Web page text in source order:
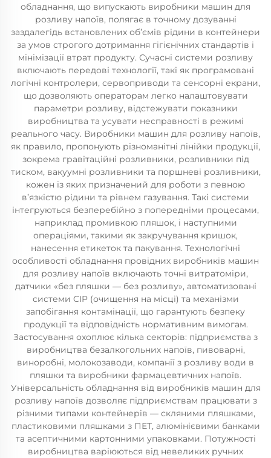
обладнання, що випускають виробники машин для
розливу напоїв, полягає в точному дозуванні
заздалегідь встановлених об’ємів рідини в контейнери
за умов строгого дотримання гігієнічних стандартів і
мінімізації втрат продукту. Сучасні системи розливу
включають передові технології, такі як програмовані
логічні контролери, сервоприводи та сенсорні екрани,
що дозволяють операторам легко налаштовувати
параметри розливу, відстежувати показники
виробництва та усувати несправності в режимі
реального часу. Виробники машин для розливу напоїв,
як правило, пропонують різноманітні лінійки продукції,
зокрема гравітаційні розливники, розливники під
тиском, вакуумні розливники та поршневі розливники,
кожен із яких призначений для роботи з певною
в’язкістю рідини та рівнем газування. Такі системи
інтегруються безперебійно з попередніми процесами,
наприклад промивкою пляшок, і наступними
операціями, такими як закручування кришок,
нанесення етикеток та пакування. Технологічні
особливості обладнання провідних виробників машин
для розливу напоїв включають точні витратоміри,
датчики «без пляшки — без розливу», автоматизовані
системи CIP (очищення на місці) та механізми
запобігання контамінації, що гарантують безпеку
продукції та відповідність нормативним вимогам.
Застосування охоплює кілька секторів: підприємства з
виробництва безалкогольних напоїв, пивоварні,
виноробні, молокозаводи, компанії з розливу води в
пляшки та виробники фармацевтичних напоїв.
Універсальність обладнання від виробників машин для
розливу напоїв дозволяє підприємствам працювати з
різними типами контейнерів — скляними пляшками,
пластиковими пляшками з ПЕТ, алюмінієвими банками
та асептичними картонними упаковками. Потужності
виробництва варіюються від невеликих ручних